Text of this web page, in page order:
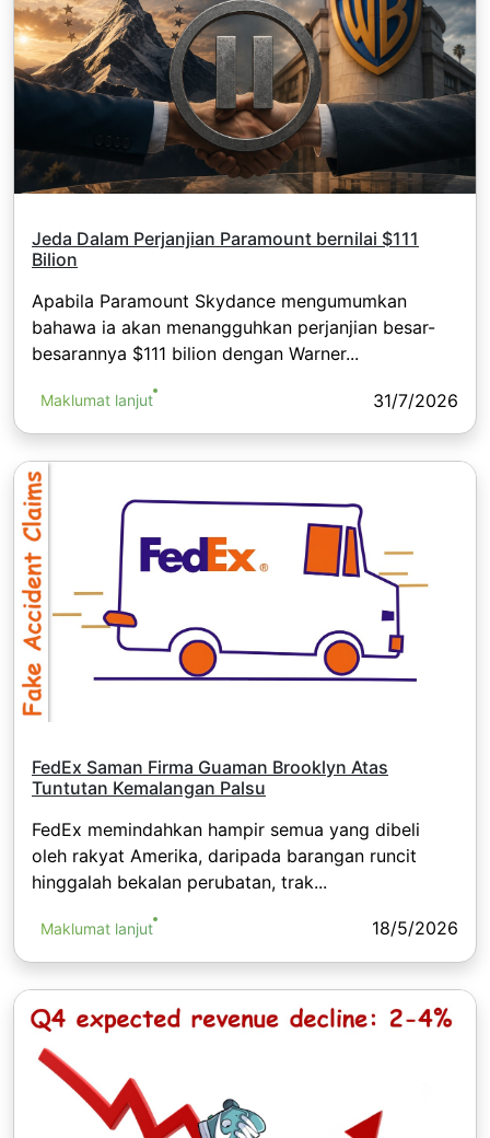
Jeda Dalam Perjanjian Paramount bernilai $111
Bilion
Apabila Paramount Skydance mengumumkan
bahawa ia akan menangguhkan perjanjian besar-
besarannya $111 bilion dengan Warner...
Maklumat lanjut 31/7/2026
FedEx Saman Firma Guaman Brooklyn Atas
Tuntutan Kemalangan Palsu
FedEx memindahkan hampir semua yang dibeli
oleh rakyat Amerika, daripada barangan runcit
hinggalah bekalan perubatan, trak...
Maklumat lanjut 18/5/2026